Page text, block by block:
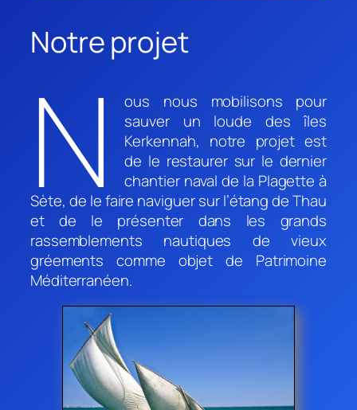
Notre projet
N
ous nous mobilisons pour
sauver un loude des îles
Kerkennah, notre projet est
de le restaurer sur le dernier
chantier naval de la Plagette à
Sète, de le faire naviguer sur l’étang de Thau
et de le présenter dans les grands
rassemblements nautiques de vieux
gréements comme objet de Patrimoine
Méditerranéen.